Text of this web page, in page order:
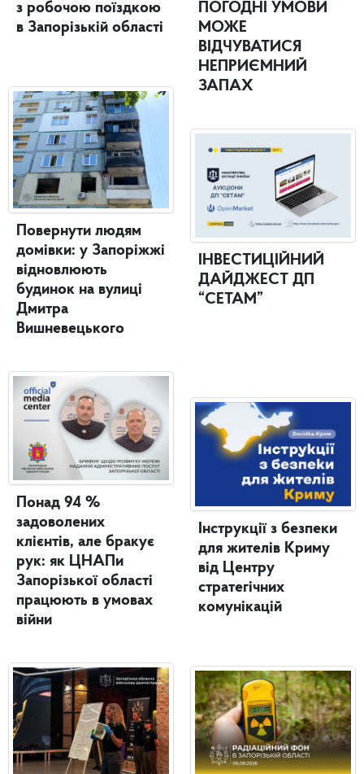
з робочою поїздкою
в Запорізькій області
Повернути людям
домівки: у Запоріжжі
відновлюють
будинок на вулиці
Дмитра
Вишневецького
Понад 94 %
задоволених
клієнтів, але бракує
рук: як ЦНАПи
Запорізької області
працюють в умовах
війни
ПОГОДНІ УМОВИ
МОЖЕ
ВІДЧУВАТИСЯ
НЕПРИЄМНИЙ
ЗАПАХ
ІНВЕСТИЦІЙНИЙ
ДАЙДЖЕСТ ДП
“СЕТАМ”
Інструкції з безпеки
для жителів Криму
від Центру
стратегічних
комунікацій